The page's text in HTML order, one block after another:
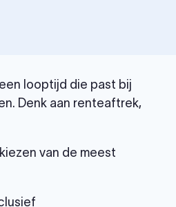
looptijd die past bij
Denk aan renteaftrek,
van de meest